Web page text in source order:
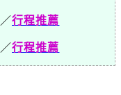
／行程推薦
／行程推薦